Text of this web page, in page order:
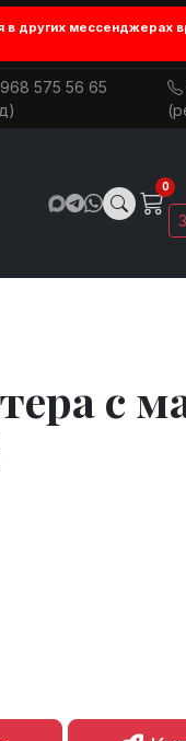
в других мессенджерах
575 56 65
0
с